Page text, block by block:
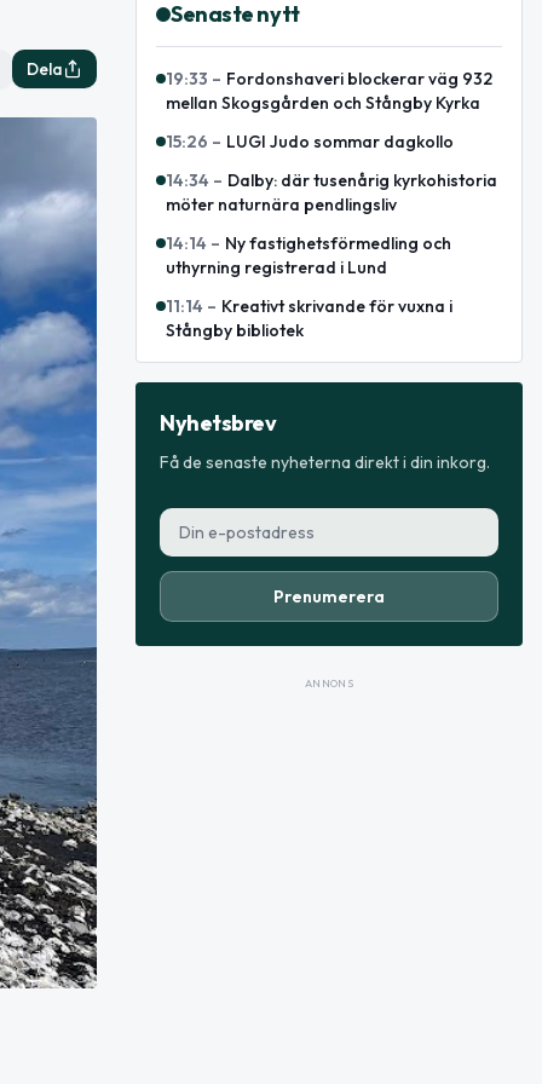
Dela
Senaste nytt
19:33 – Fordonshaveri blockerar väg 932
mellan Skogsgården och Stångby Kyrka
15:26 – LUGI Judo sommar dagkollo
14:34 – Dalby: där tusenårig kyrkohistoria
möter naturnära pendlingsliv
14:14 – Ny fastighetsförmedling och
uthyrning registrerad i Lund
11:14 – Kreativt skrivande för vuxna i
Stångby bibliotek
Nyhetsbrev
Få de senaste nyheterna direkt i din inkorg.
Prenumerera
ANNONS